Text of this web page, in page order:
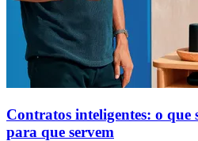
Contratos inteligentes: o que
para que servem